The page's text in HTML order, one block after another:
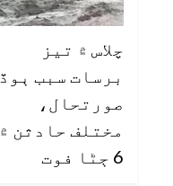
چلاس ۾ تيز
برسات سبب ٻوڏ
صورتحال،
مختلف حادثن ۾
6 ڄڻا فوت